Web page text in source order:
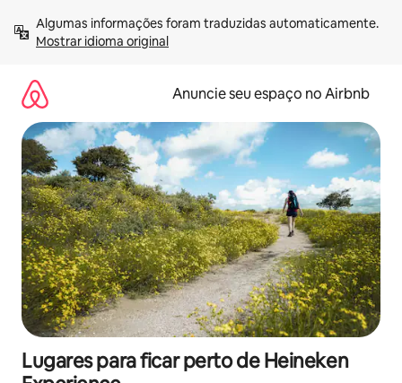
para
Mostrar idioma original
Anuncie seu espaço no Airbnb
Lugares para ficar perto de Heineken